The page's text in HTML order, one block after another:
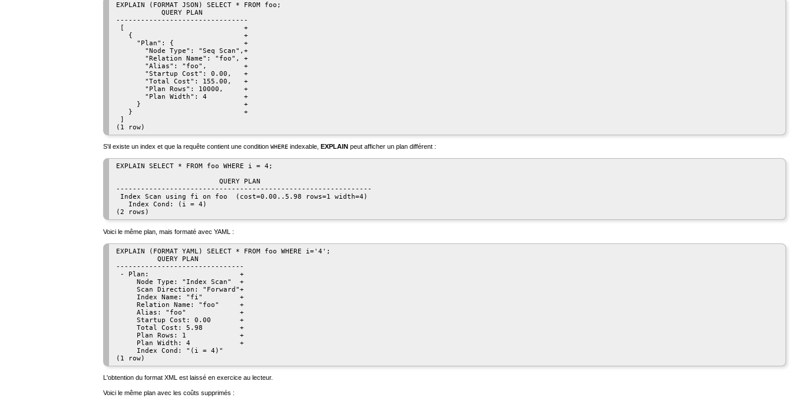
EXPLAIN (FORMAT JSON) SELECT * FROM foo;
           QUERY PLAN
--------------------------------
[                             +
   {                           +
     "Plan": {                 +
       "Node Type": "Seq Scan",+
       "Relation Name": "foo", +
       "Alias": "foo",         +
       "Startup Cost": 0.00,   +
       "Total Cost": 155.00,   +
       "Plan Rows": 10000,     +
       "Plan Width": 4         +
     }                         +
   }                           +
]
S'il existe un index et que la requête contient une condition WHERE indexable, EXPLAIN peut afficher un plan différent :
EXPLAIN SELECT * FROM foo WHERE i = 4;
                         QUERY PLAN
--------------------------------------------------------------
Index Scan using fi on foo  (cost=0.00..5.98 rows=1 width=4)
   Index Cond: (i = 4)
Voici le même plan, mais formaté avec YAML :
EXPLAIN (FORMAT YAML) SELECT * FROM foo WHERE i='4';
          QUERY PLAN
-------------------------------
- Plan:                      +
     Node Type: "Index Scan"  +
     Scan Direction: "Forward"+
     Index Name: "fi"         +
     Relation Name: "foo"     +
     Alias: "foo"             +
     Startup Cost: 0.00       +
     Total Cost: 5.98         +
     Plan Rows: 1             +
     Plan Width: 4            +
     Index Cond: "(i = 4)"
L'obtention du format XML est laissé en exercice au lecteur.
Voici le même plan avec les coûts supprimés :